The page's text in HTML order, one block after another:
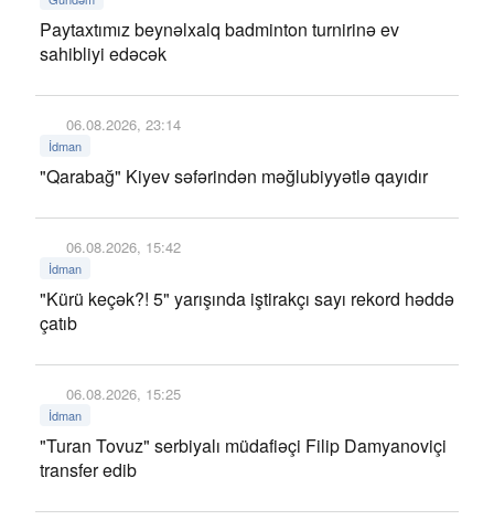
Paytaxtımız beynəlxalq badminton turnirinə ev
sahibliyi edəcək
06.08.2026, 23:14
İdman
"Qarabağ" Kiyev səfərindən məğlubiyyətlə qayıdır
06.08.2026, 15:42
İdman
"Kürü keçək?! 5" yarışında iştirakçı sayı rekord həddə
çatıb
06.08.2026, 15:25
İdman
"Turan Tovuz" serbiyalı müdafiəçi Filip Damyanoviçi
transfer edib